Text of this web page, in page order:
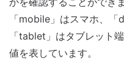
「mobile」はスマホ、「
「tablet」はタブレット
値を表しています。